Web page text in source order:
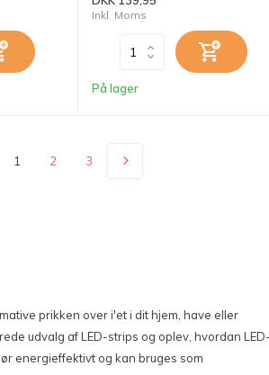
Inkl. Moms
På lager
1 2 3
prikken over i'et i dit hjem, have eller
udvalg af LED-strips og oplev, hvordan
energieffektivt og kan bruges som